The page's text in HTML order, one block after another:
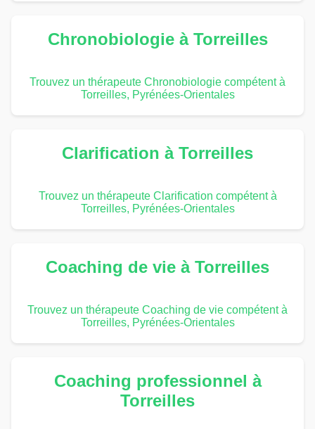
Chronobiologie à Torreilles
Trouvez un thérapeute Chronobiologie compétent à
Torreilles, Pyrénées-Orientales
Clarification à Torreilles
Trouvez un thérapeute Clarification compétent à
Torreilles, Pyrénées-Orientales
Coaching de vie à Torreilles
Trouvez un thérapeute Coaching de vie compétent à
Torreilles, Pyrénées-Orientales
Coaching professionnel à
Torreilles